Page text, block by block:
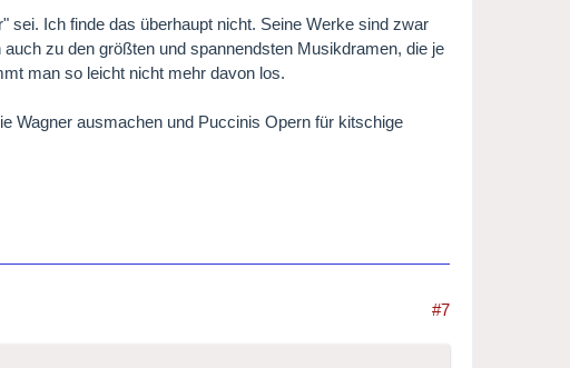
sei. Ich finde das überhaupt nicht. Seine Werke sind zwar
zu den größten und spannendsten Musikdramen, die je
man so leicht nicht mehr davon los.
Wagner ausmachen und Puccinis Opern für kitschige
#7